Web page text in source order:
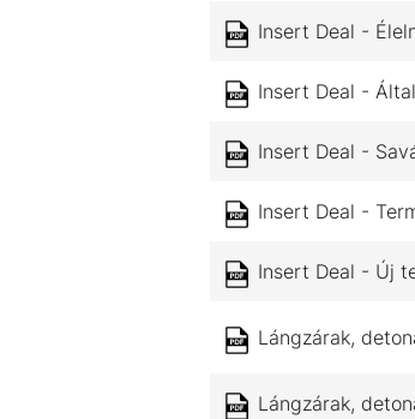
Insert Deal -
Insert Deal -
Insert Deal -
Insert Deal -
Insert Deal - Új
Lángzárak,
Lángzárak,